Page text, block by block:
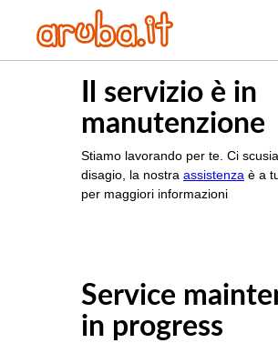
Il servizio è in
manutenzione
Stiamo lavorando per te. Ci
disagio, la nostra assistenza è a
per maggiori informazioni
Service
in progress